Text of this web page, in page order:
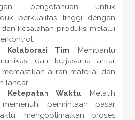
pengetahuan untuk
berkualitas tinggi dengan
kesalahan produksi melalui
Kolaborasi Tim: Membantu
dan kerjasama antar
aliran material dan
lancar.
Ketepatan Waktu: Melatih
permintaan pasar
mengoptimalkan proses